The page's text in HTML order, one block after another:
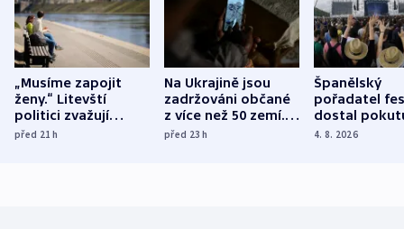
„Musíme zapojit
ženy.“ Litevští
politici zvažují
dohodu o
před 21h
Na Ukrajině jsou
zadržováni občané
z více než 50 zemí.
Bojovali na straně
před 23h
Španělský
pořadatel
dostal
nekalé
4. 8. 2026